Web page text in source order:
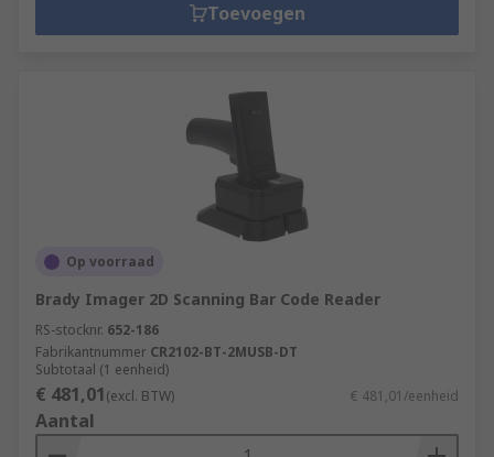
Toevoegen
Op voorraad
Brady Imager 2D Scanning Bar Code Reader
RS-stocknr. 652-186
Fabrikantnummer CR2102-BT-2MUSB-DT
Subtotaal (1 eenheid)
€ 481,01(excl. BTW) € 481,01/eenheid
Aantal